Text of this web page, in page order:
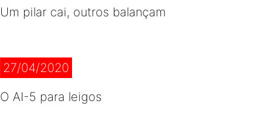
Um pilar cai, outros balançam
27/04/2020
O AI-5 para leigos